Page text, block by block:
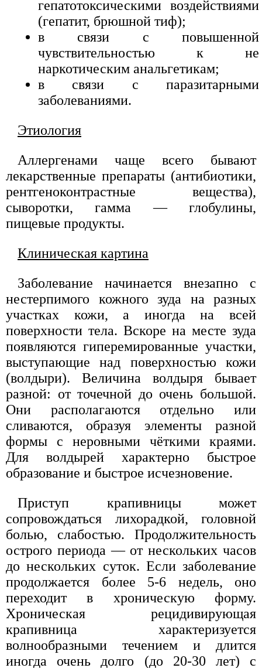
гепатотоксическими воздействиями
(гепатит, брюшной тиф);
в связи с повышенной
чувствительностью к не
наркотическим анальгетикам;
в связи с паразитарными
заболеваниями.
Этиология
Аллергенами чаще всего бывают
лекарственные препараты (антибиотики,
рентгеноконтрастные вещества),
сыворотки, гамма — глобулины,
пищевые продукты.
Клиническая картина
Заболевание начинается внезапно с
нестерпимого кожного зуда на разных
участках кожи, а иногда на всей
поверхности тела. Вскоре на месте зуда
появляются гиперемированные участки,
выступающие над поверхностью кожи
(волдыри). Величина волдыря бывает
разной: от точечной до очень большой.
Они располагаются отдельно или
сливаются, образуя элементы разной
формы с неровными чёткими краями.
Для волдырей характерно быстрое
образование и быстрое исчезновение.
Приступ крапивницы может
сопровождаться лихорадкой, головной
болью, слабостью. Продолжительность
острого периода — от нескольких часов
до нескольких суток. Если заболевание
продолжается более 5-6 недель, оно
переходит в хроническую форму.
Хроническая рецидивирующая
крапивница характеризуется
волнообразными течением и длится
иногда очень долго (до 20-30 лет) с